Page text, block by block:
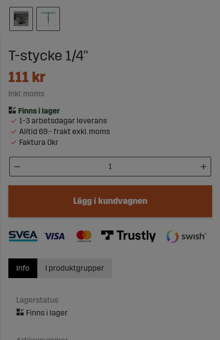
T-stycke 1/4"
111 kr
Inkl. moms
1-3 arbetsdagar leverans
Alltid 69:- frakt exkl. moms
Faktura 0kr
Lägg i kundvagnen
Info
Lagerstatus
I produktgrupper